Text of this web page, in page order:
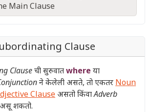
Main Clause
Clause
Clauseची सुरुवातwhere या
ने केलेली असते, तो एकतर Noun
Clause असतो किंवाAdverb
असू शकतो.